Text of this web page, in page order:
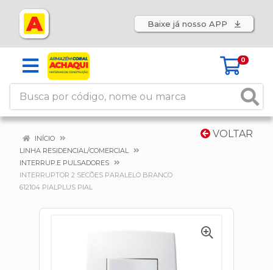
Baixe já nosso APP
0
VOLTAR
INÍCIO
LINHA RESIDENCIAL/COMERCIAL
INTERRUP.E PULSADORES
INTERRUPTOR 2 SECÕES PARALELO BRANCO
612104 PIALPLUS PIAL